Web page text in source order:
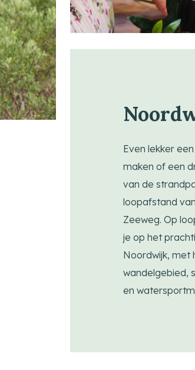
Even lekker
maken of een
van de
loopafstand
Zeeweg. Op
je op het
Noordwijk, met
wandelgebied,
en